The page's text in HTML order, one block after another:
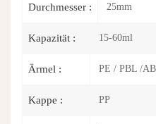
Durchmesser : 25mm
Kapazität : 15-60ml
Ärmel : PE / PBL /
Kappe : PP